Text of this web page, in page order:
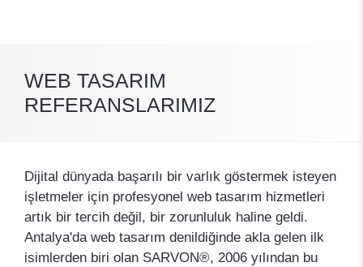
WEB TASARIM
REFERANSLARIMIZ
Dijital dünyada başarılı bir varlık göstermek isteyen
işletmeler için profesyonel web tasarım hizmetleri
artık bir tercih değil, bir zorunluluk haline geldi.
Antalya'da web tasarım denildiğinde akla gelen ilk
isimlerden biri olan SARVON®, 2006 yılından bu